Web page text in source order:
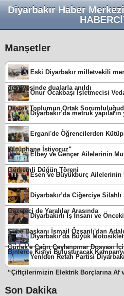
Diyarbakır Haber
Manşetler
Eski Diyarbakır milletvekili
devriyesinde dualarla anıldı
Onur Ocakbaşı İşletmecisi
Destek Toplumun Ortak
Diyarbakır’da metruk yapıların
Ergani'de Öğrencilerden
Kütüphane İstiyoruz"
Elbey ve Gençer Ailelerinin
Görkemli Düğün Töreni
Esen ve Büyükburç Ailelerinin
Diyarbakır’da Ciğerciye Silahlı
Gazeteci de Yaralılar Arasında
Diyarbakırlı İş İnsanı ve
Şube Başkanı İsmail Özşanlı'dan
Gürlek'e Çağrı Ceylanpınar Dosyası
Diyarbakır'da Büyük
Binlerce Kişiyi Buluşturacak
Yeniden Refah Partisi
“Çiftçilerimizin Elektrik Borçlarına Af
Son Dakika